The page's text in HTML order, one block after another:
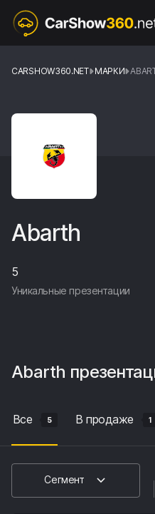
CARSHOW360.NET МАРКИ
Abarth
5
Уникальные презентации
Abarth
Все 5 В продаже 1
Сегмент